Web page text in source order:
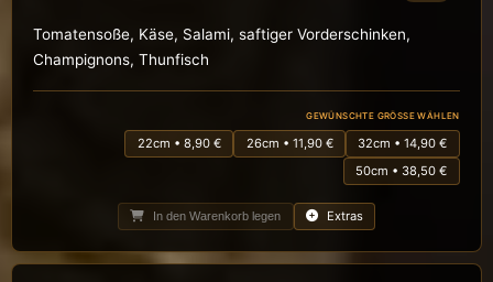
Tomatensoße, Käse, Salami, saftiger Vorderschinken,
Champignons, Thunfisch
GEWÜNSCHTE GRÖSSE WÄHLEN
22cm • 8,90 € 26cm • 11,90 €
32cm • 14,90 €
50cm • 38,50 €
In den Warenkorb legen Extras